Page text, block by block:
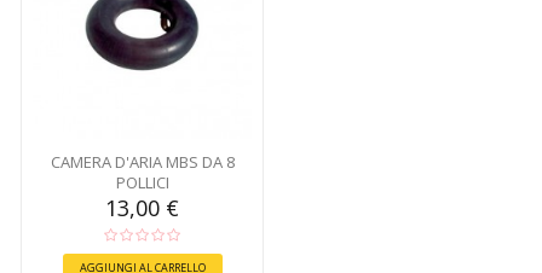
CAMERA D'ARIA MBS DA 8
POLLICI
13,00 €
AGGIUNGI AL CARRELLO